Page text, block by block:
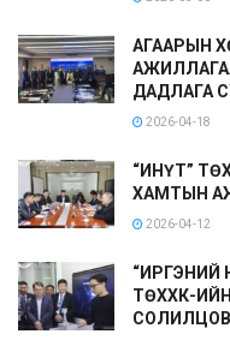
АГААРЫН
ДАДЛАГА
2026-04-18
“ИНҮТ”
ХАМТЫН
2026-04-12
“ИРГЭНИЙ
ТӨХХК-
СОЛИЛЦОВ